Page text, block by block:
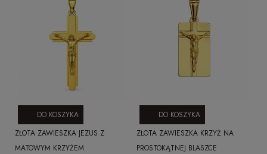
ZŁOTA ZAWIESZKA JEZUS Z
MATOWYM KRZYŻEM
DO KOSZYKA
ZŁOTA ZAWIESZKA KRZYŻ NA
PROSTOKĄTNEJ BLASZCE
DO KOSZYKA